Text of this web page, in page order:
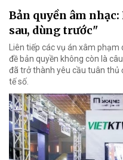
Bản quyền âm
sau, dùng trước"
Liên tiếp các vụ án xâm
đề bản quyền không còn là
đã trở thành yêu cầu tuân thủ
tế số.